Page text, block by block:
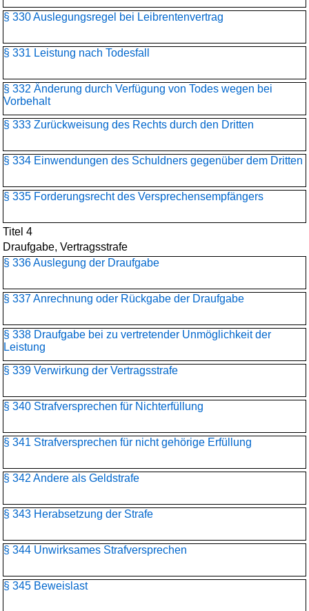
§ 330 Auslegungsregel bei Leibrentenvertrag
§ 331 Leistung nach Todesfall
§ 332 Änderung durch Verfügung von Todes wegen bei
Vorbehalt
§ 333 Zurückweisung des Rechts durch den Dritten
§ 334 Einwendungen des Schuldners gegenüber dem Dritten
§ 335 Forderungsrecht des Versprechensempfängers
Titel 4
Draufgabe, Vertragsstrafe
§ 336 Auslegung der Draufgabe
§ 337 Anrechnung oder Rückgabe der Draufgabe
§ 338 Draufgabe bei zu vertretender Unmöglichkeit der
Leistung
§ 339 Verwirkung der Vertragsstrafe
§ 340 Strafversprechen für Nichterfüllung
§ 341 Strafversprechen für nicht gehörige Erfüllung
§ 342 Andere als Geldstrafe
§ 343 Herabsetzung der Strafe
§ 344 Unwirksames Strafversprechen
§ 345 Beweislast